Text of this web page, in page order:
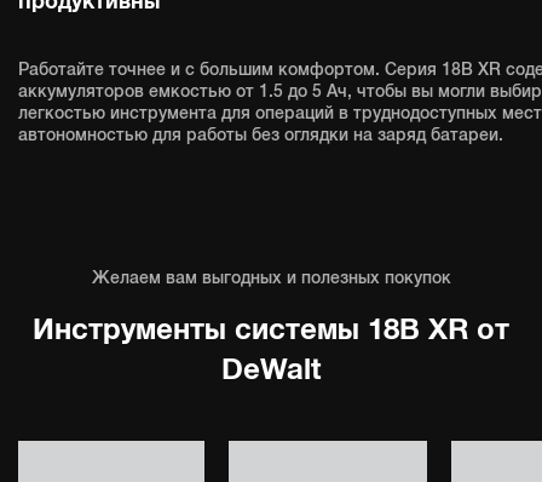
Работайте точнее и с большим комфортом. Серия 18В XR
аккумуляторов емкостью от 1.5 до 5 Ач, чтобы вы могли
легкостью инструмента для операций в труднодоступных
автономностью для работы без оглядки на заряд батареи.
Желаем вам выгодных и полезных покупок
Инструменты системы 18В XR от
DeWalt